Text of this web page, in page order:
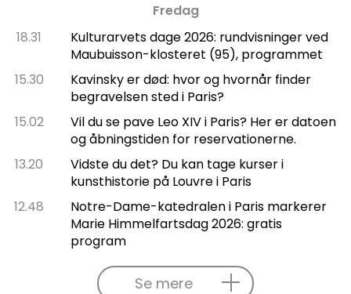
Fredag
18.31
Kulturarvets dage 2026: rundvisninger ved
Maubuisson-klosteret (95), programmet
15.30
Kavinsky er død: hvor og hvornår finder
begravelsen sted i Paris?
15.02
Vil du se pave Leo XIV i Paris? Her er datoen
og åbningstiden for reservationerne.
13.20
Vidste du det? Du kan tage kurser i
kunsthistorie på Louvre i Paris
12.48
Notre-Dame-katedralen i Paris markerer
Marie Himmelfartsdag 2026: gratis
program
Se mere